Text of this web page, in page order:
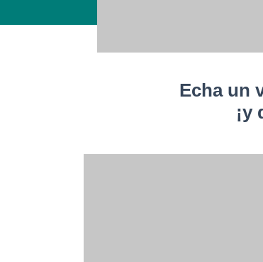
Echa un
¡y